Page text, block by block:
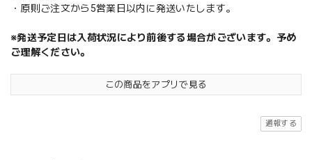
・原則ご注文から5営業日以内に発送いたします。
※発送予定日は入荷状況により前後する場合がございます。予め
ご理解ください。
この商品をアプリで見る
通報する